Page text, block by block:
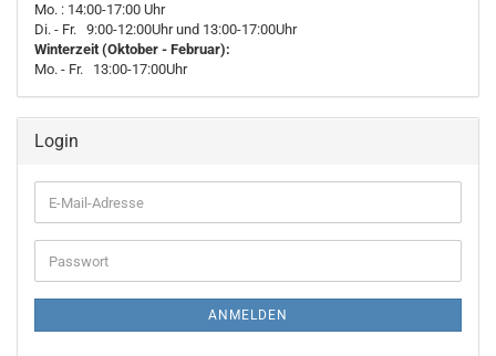
Mo. : 14:00-17:00 Uhr
Di. - Fr. 9:00-12:00Uhr und 13:00-17:00Uhr
Winterzeit (Oktober - Februar):
Mo. - Fr. 13:00-17:00Uhr
Login
E-
Mail-
Adresse
Passwort
ANMELDEN